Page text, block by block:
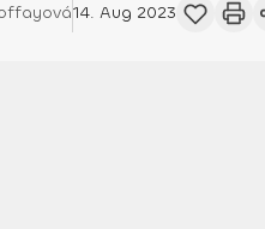
14. Aug 2023